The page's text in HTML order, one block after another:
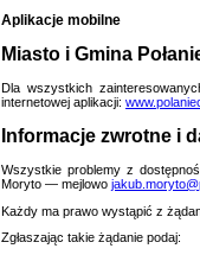
Aplikacje mobilne
Miasto i Gmina
Dla wszystkich
internetowej aplikacji:
Informacje zwrotne i
Wszystkie problemy z
Moryto — mejlowo
Każdy ma prawo wystąpić z
Zgłaszając takie żądanie podaj: